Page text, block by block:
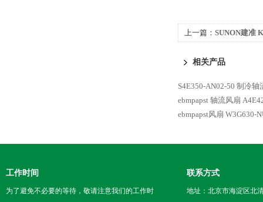
上一篇： SUNON建准
相关产品
S4E350-AN02-50 制冷轴
ebmpapst 轴流风扇
ebmpapst风扇 W3G630-
工作时间
为了避免不必要的等待，敬请注意我们的工作时
联系方式
地址：北京市海淀区北